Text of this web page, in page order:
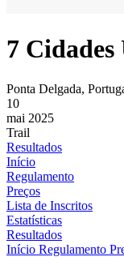
7
Ponta Delgada,
10
mai 2025
Trail
Resultados
Início
Regulamento
Preços
Lista de Inscritos
Estatísticas
Resultados
Início Regulamento